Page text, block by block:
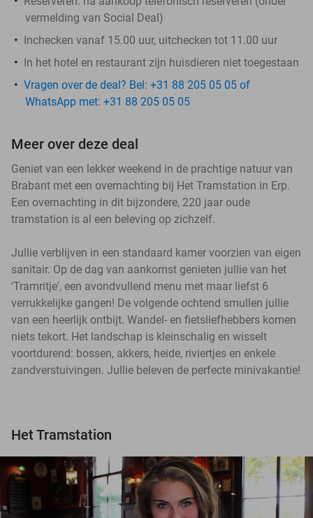
vermelding van Social Deal)
Inchecken vanaf 15.00 uur, uitchecken tot 11.00 uur
In het hotel en restaurant zijn huisdieren niet toegestaan
Vragen over de deal? Bel: +31 88 205 05 05 of
WhatsApp met: +31 88 205 05 05
Meer over deze deal
Geniet van een lekker weekend in de prachtige natuur van
Brabant met een overnachting bij Het Tramstation in Erp.
Een overnachting in dit bijzondere, 220 jaar oude
tramstation is al een beleving op zichzelf.
Jullie verblijven in een standaard kamer voorzien van eigen
sanitair. Op de dag van aankomst genieten jullie van het
'Tramritje', een avondvullend menu met maar liefst 6
verrukkelijke gangen! De volgende ochtend smullen jullie
van een heerlijk ontbijt. Wandel- en fietsliefhebbers komen
niets tekort. Het landschap is kleinschalig en wisselt
voortdurend: bossen, akkers, heide, riviertjes en enkele
zandverstuivingen. Jullie beleven de perfecte minivakantie!
Het Tramstation